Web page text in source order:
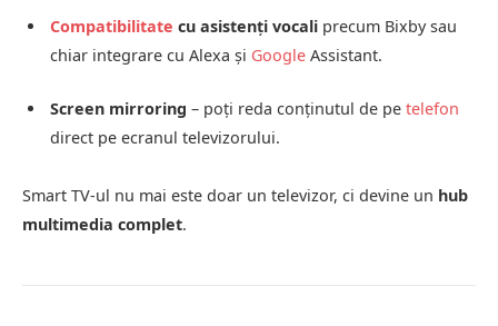
Compatibilitate cu asistenți vocali precum Bixby sau
chiar integrare cu Alexa și Google Assistant.
Screen mirroring – poți reda conținutul de pe telefon
direct pe ecranul televizorului.
Smart TV-ul nu mai este doar un televizor, ci devine un hub
multimedia complet.